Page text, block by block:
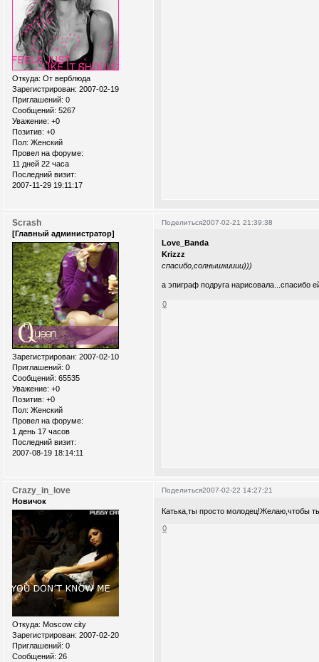
Откуда: От верблюда
Зарегистрирован: 2007-02-19
Приглашений: 0
Сообщений: 5267
Уважение: +0
Позитив: +0
Пол: Женский
Провел на форуме:
11 дней 22 часа
Последний визит:
2007-11-29 19:11:17
Поделиться2007-02-21 21:39:38
Scrash
[Главный администратор]
Зарегистрирован: 2007-02-10
Приглашений: 0
Сообщений: 65535
Уважение: +0
Позитив: +0
Пол: Женский
Провел на форуме:
1 день 17 часов
Последний визит:
2007-08-19 18:14:11
Love_Banda
Krizzz
спасибо,солнышкииии)))
а эпиграф подруга нарисовала...спасибо
0
Поделиться2007-02-22 14:27:21
Crazy_in_love
Новичок
Откуда: Moscow city
Зарегистрирован: 2007-02-20
Приглашений: 0
Сообщений: 26
Катька,ты просто молодец!Желаю,чтобы
0